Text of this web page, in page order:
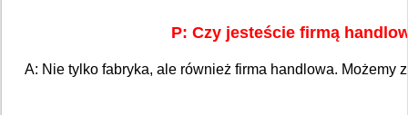
P: Czy jesteście firmą
A: Nie tylko fabryka, ale również firma handlowa. Możemy